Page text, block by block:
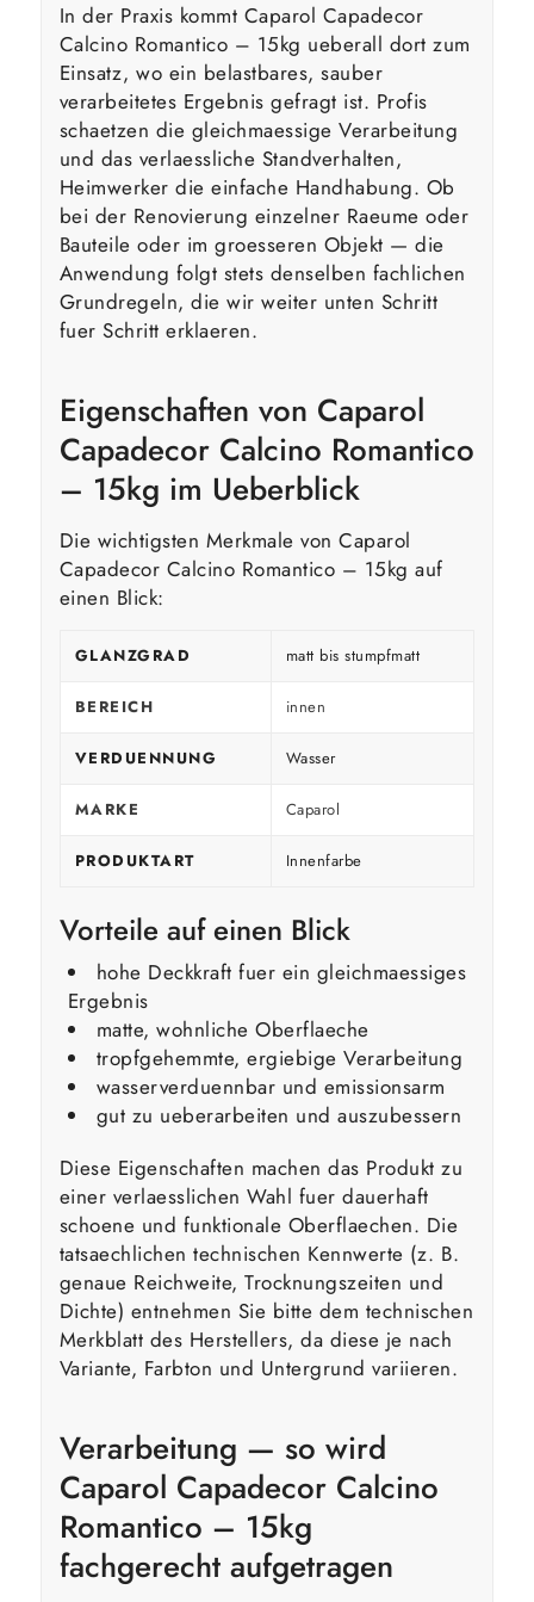
In der Praxis kommt Caparol Capadecor
Calcino Romantico – 15kg ueberall dort zum
Einsatz, wo ein belastbares, sauber
verarbeitetes Ergebnis gefragt ist. Profis
schaetzen die gleichmaessige Verarbeitung
und das verlaessliche Standverhalten,
Heimwerker die einfache Handhabung. Ob
bei der Renovierung einzelner Raeume oder
Bauteile oder im groesseren Objekt — die
Anwendung folgt stets denselben fachlichen
Grundregeln, die wir weiter unten Schritt
fuer Schritt erklaeren.
Eigenschaften von Caparol
Capadecor Calcino Romantico
– 15kg im Ueberblick
Die wichtigsten Merkmale von Caparol
Capadecor Calcino Romantico – 15kg auf
einen Blick:
GLANZGRAD matt bis stumpfmatt
BEREICH innen
VERDUENNUNG Wasser
MARKE Caparol
PRODUKTART Innenfarbe
Vorteile auf einen Blick
hohe Deckkraft fuer ein gleichmaessiges
Ergebnis
matte, wohnliche Oberflaeche
tropfgehemmte, ergiebige Verarbeitung
wasserverduennbar und emissionsarm
gut zu ueberarbeiten und auszubessern
Diese Eigenschaften machen das Produkt zu
einer verlaesslichen Wahl fuer dauerhaft
schoene und funktionale Oberflaechen. Die
tatsaechlichen technischen Kennwerte (z. B.
genaue Reichweite, Trocknungszeiten und
Dichte) entnehmen Sie bitte dem technischen
Merkblatt des Herstellers, da diese je nach
Variante, Farbton und Untergrund variieren.
Verarbeitung — so wird
Caparol Capadecor Calcino
Romantico – 15kg
fachgerecht aufgetragen